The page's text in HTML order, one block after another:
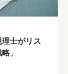
士がリス
」